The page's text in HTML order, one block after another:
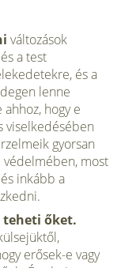
változások
a test
és a
lenne
hogy e
viselkedésében
gyorsan
védelmé­ben, most
inkább a
teheti őket.
erősek-e vagy